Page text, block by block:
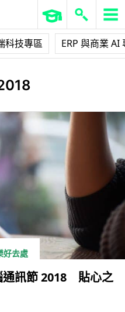
科技專區 ERP 與商業 AI
好去處
訊節 2018 貼心之